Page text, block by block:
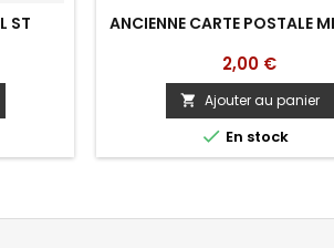
ST
ANCIENNE CARTE POSTALE
Prix
2,00 €
 Ajouter au panier
 En stock